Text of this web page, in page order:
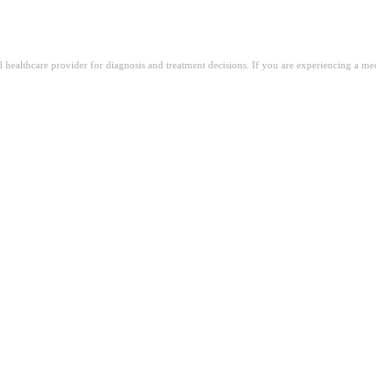
provider for diagnosis and treatment decisions. If you are experiencing a